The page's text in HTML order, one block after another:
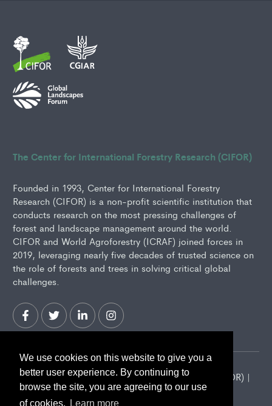
We use cookies on this website to give you a
better user experience. By continuing to
browse the site, you are agreeing to our use
of cookies.
Learn more
The Center for International Forestry Research (CIFOR)
Founded in 1993, Center for International Forestry
Research (CIFOR) is a non-profit scientific institution that
conducts research on the most pressing challenges of
forest and landscape management around the world.
CIFOR and World Agroforestry (ICRAF) joined forces in
2019, leveraging nearly five decades of trusted science on
the role of forests and trees in solving critical global
challenges.
2026 Center for International Forestry Research (CIFOR) |
CIFOR is a CGIAR Research Center